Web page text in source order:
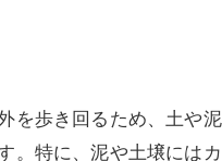
を歩き回るため、土や
。特に、泥や土壌には